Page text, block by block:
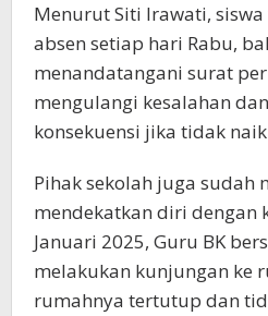
Menurut Siti Irawati,
absen setiap hari Rabu,
menandatangani surat
mengulangi kesalahan
konsekuensi jika tidak
Pihak sekolah juga sudah
mendekatkan diri dengan
Januari 2025, Guru BK
melakukan kunjungan ke
rumahnya tertutup dan